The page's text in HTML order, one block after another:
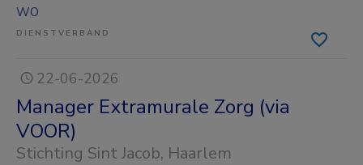
WO
DIENSTVERBAND
22-06-2026
Manager Extramurale Zorg (via
VOOR)
Stichting Sint Jacob, Haarlem